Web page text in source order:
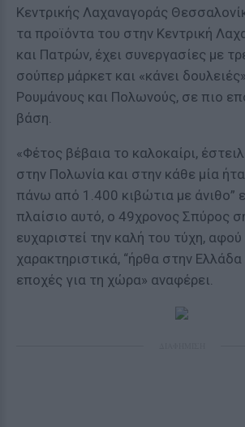
Κεντρικής Λαχαναγοράς
τα προϊόντα του στην Κεντρική
και Πατρών, έχει συνεργασίες με
σούπερ μάρκετ και «κάνει
Ρουμάνους και Πολωνούς, σε πιο
βάση.
«Φέτος βέβαια το καλοκαίρι,
στην Πολωνία και στην κάθε μία
πάνω από 1.400 κιβώτια με άνιθο”
πλαίσιο αυτό, ο 49χρονος Σπύρος
ευχαριστεί την καλή του τύχη,
χαρακτηριστικά, “ήρθα στην
εποχές για τη χώρα» αναφέρει.